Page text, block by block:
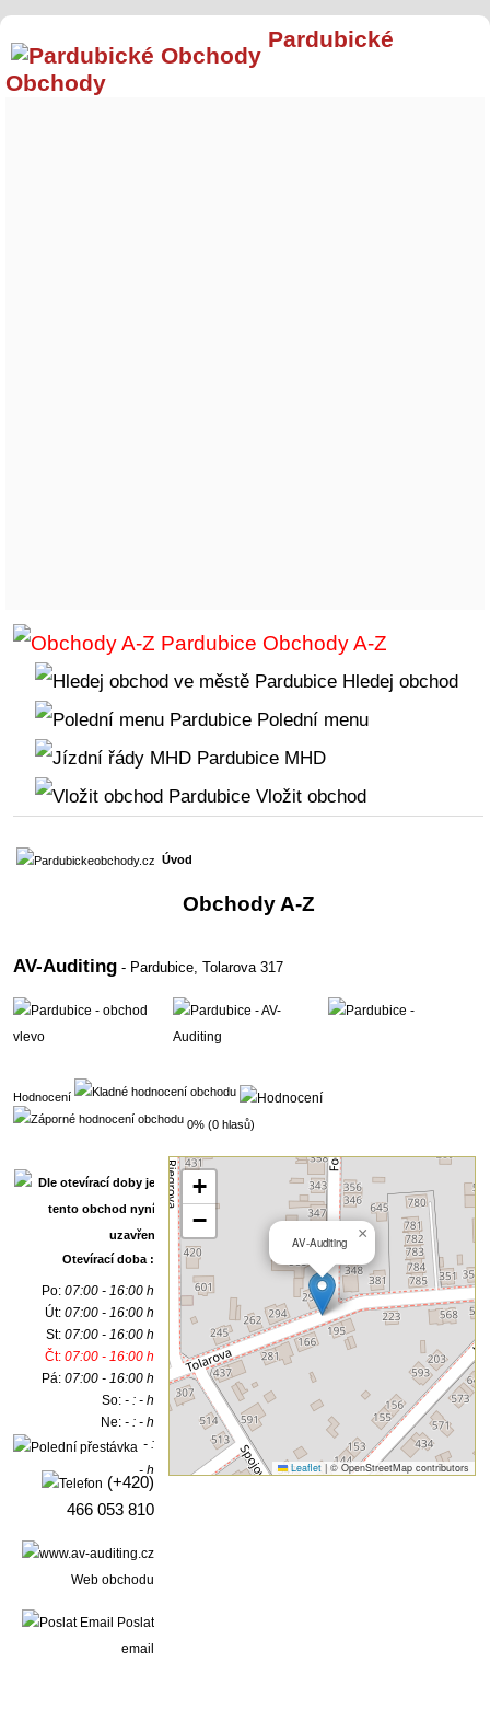
Pardubické
Obchody
Obchody A-Z
Hledej obchod
Polední menu
MHD
Vložit obchod
Úvod
Obchody A-Z
AV-Auditing - Pardubice,Tolarova 317
Hodnocení
0% (0 hlasů)
Otevírací doba :
Po:07:00 - 16:00 h
Út:07:00 - 16:00 h
St:07:00 - 16:00 h
Čt:07:00 - 16:00 h
Pá:07:00 - 16:00 h
So:- : - h
Ne:- : - h
- :
- h
(+420)
466 053 810
Web obchodu
Poslat
email
AV-Auditing ×
+
−
Leaflet |© OpenStreetMap contributors